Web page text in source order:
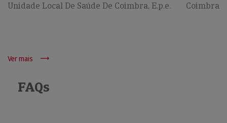
Unidade Local De Saúde De Coimbra, E.p.e. Coimbra
Ver mais
FAQs